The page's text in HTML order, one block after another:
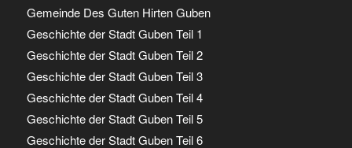
Gemeinde Des Guten Hirten Guben
Geschichte der Stadt Guben Teil 1
Geschichte der Stadt Guben Teil 2
Geschichte der Stadt Guben Teil 3
Geschichte der Stadt Guben Teil 4
Geschichte der Stadt Guben Teil 5
Geschichte der Stadt Guben Teil 6